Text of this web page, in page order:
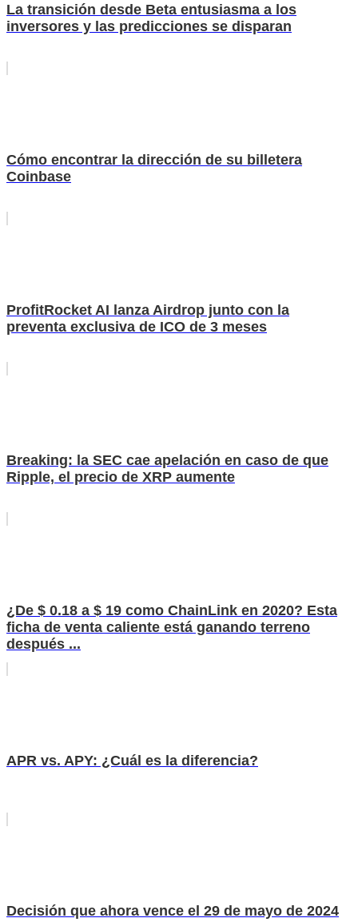
La transición desde Beta entusiasma a los
inversores y las predicciones se disparan
Cómo encontrar la dirección de su billetera
Coinbase
ProfitRocket AI lanza Airdrop junto con la
preventa exclusiva de ICO de 3 meses
Breaking: la SEC cae apelación en caso de que
Ripple, el precio de XRP aumente
¿De $ 0.18 a $ 19 como ChainLink en 2020? Esta
ficha de venta caliente está ganando terreno
después ...
APR vs. APY: ¿Cuál es la diferencia?
Decisión que ahora vence el 29 de mayo de 2024